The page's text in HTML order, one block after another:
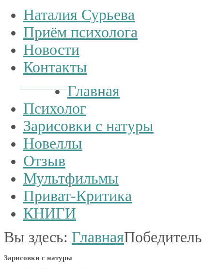
Наталия Сурьева
Приём психолога
Новости
Контакты
Главная
Психолог
Зарисовки с натуры
Новеллы
Отзыв
Мультфильмы
Приват-Критика
КНИГИ
Вы здесь: ГлавнаяПобедитель
Зарисовки с натуры